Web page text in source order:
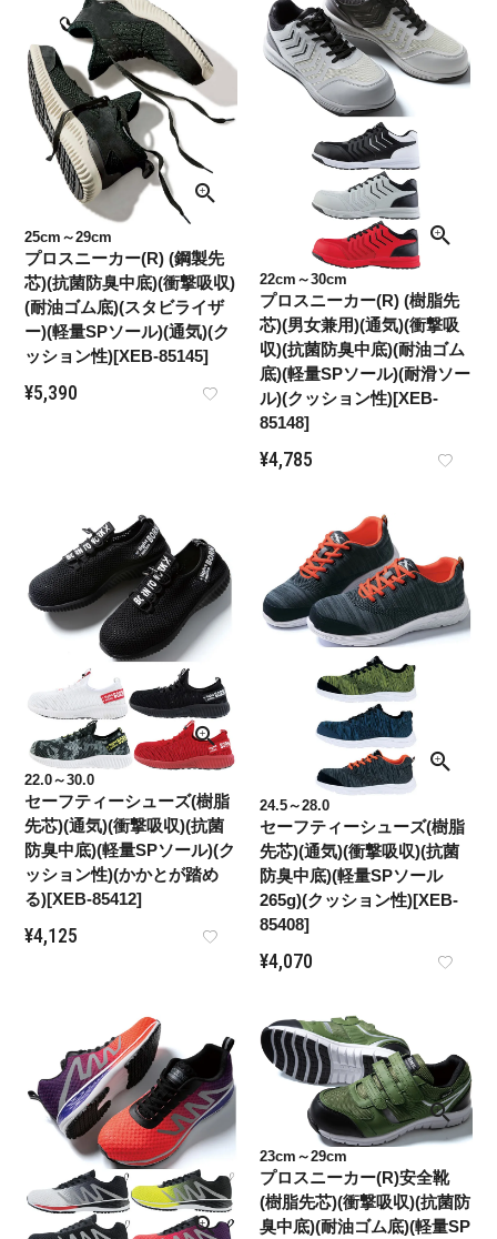
25cm～29cm
プロスニーカー(R) (鋼製先
芯)(抗菌防臭中底)(衝撃吸収)
(耐油ゴム底)(スタビライザ
ー)(軽量SPソール)(通気)(ク
ッション性)[XEB-85145]
¥5,390
22cm～30cm
プロスニーカー(R) (樹脂先
芯)(男女兼用)(通気)(衝撃吸
収)(抗菌防臭中底)(耐油ゴム
底)(軽量SPソール)(耐滑ソー
ル)(クッション性)[XEB-
85148]
¥4,785
22.0～30.0
セーフティーシューズ(樹脂
先芯)(通気)(衝撃吸収)(抗菌
防臭中底)(軽量SPソール)(ク
ッション性)(かかとが踏め
る)[XEB-85412]
¥4,125
24.5～28.0
セーフティーシューズ(樹脂
先芯)(通気)(衝撃吸収)(抗菌
防臭中底)(軽量SPソール
265g)(クッション性)[XEB-
85408]
¥4,070
23cm～29cm
プロスニーカー(R)安全靴
(樹脂先芯)(衝撃吸収)(抗菌防
臭中底)(耐油ゴム底)(軽量SP